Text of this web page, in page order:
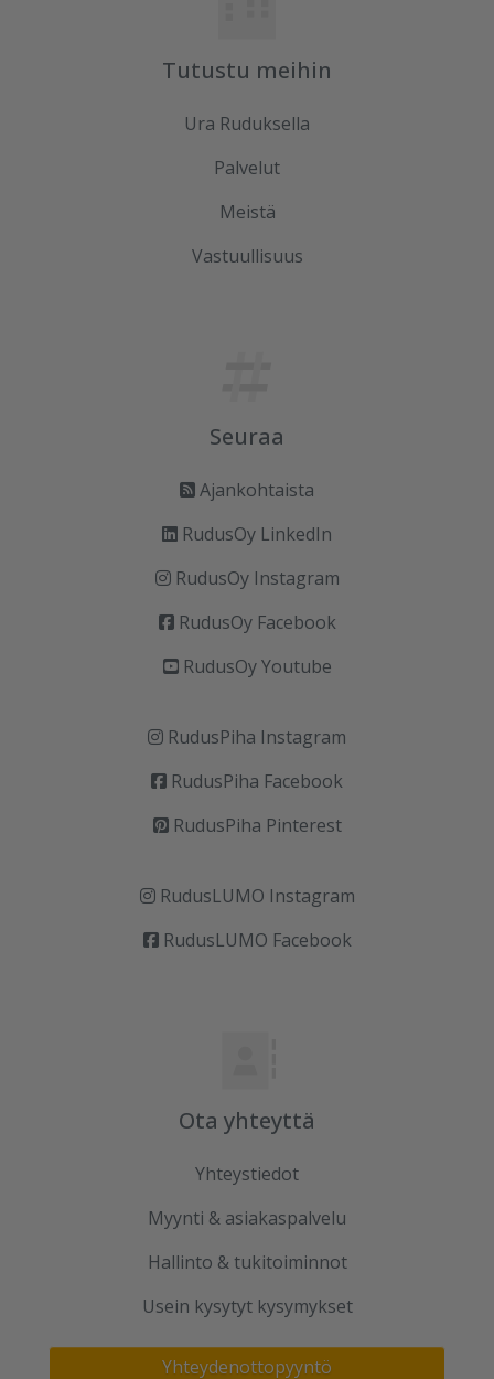
Tutustu meihin
Ura Ruduksella
Palvelut
Meistä
Vastuullisuus
Seuraa
Ajankohtaista
RudusOy LinkedIn
RudusOy Instagram
RudusOy Facebook
RudusOy Youtube
RudusPiha Instagram
RudusPiha Facebook
RudusPiha Pinterest
RudusLUMO Instagram
RudusLUMO Facebook
Ota yhteyttä
Yhteystiedot
Myynti & asiakaspalvelu
Hallinto & tukitoiminnot
Usein kysytyt kysymykset
Yhteydenottopyyntö